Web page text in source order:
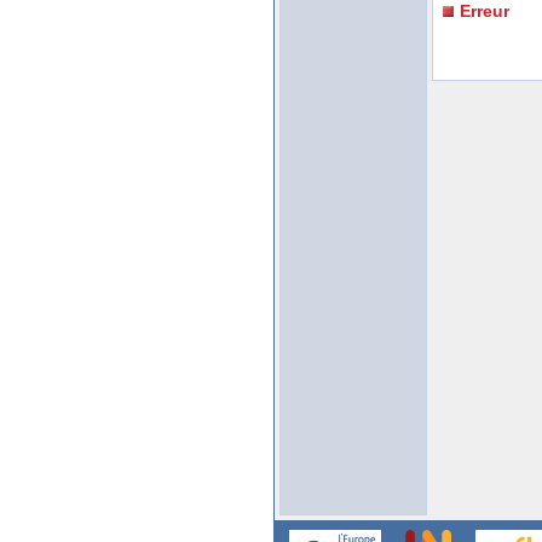
Erreur